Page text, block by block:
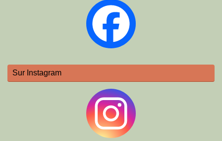
Sur Instagram